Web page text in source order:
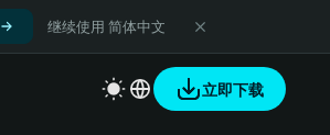
继续使用 简体中文
立即下载